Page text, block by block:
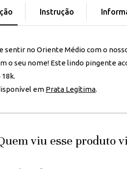
Instrução
sentir no Oriente Médio com o
o seu nome! Este lindo pingente
em Prata Legítima.
viu esse produto